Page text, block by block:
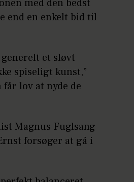
med den bedst
end en enkelt bid til
et sløvt
spiseligt kunst,”
lov at nyde de
Magnus Fuglsang
forsøger at gå i